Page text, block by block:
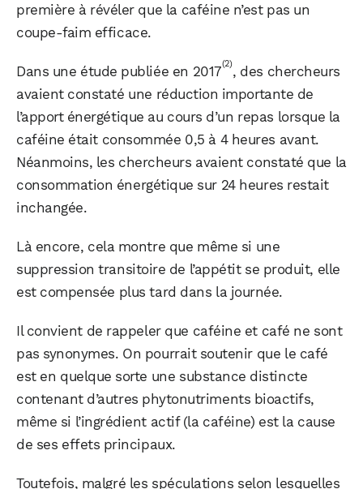
première à révéler que la caféine n’est pas un
coupe-faim efficace.
Dans une étude publiée en 2017(2), des chercheurs
avaient constaté une réduction importante de
l’apport énergétique au cours d’un repas lorsque la
caféine était consommée 0,5 à 4 heures avant.
Néanmoins, les chercheurs avaient constaté que la
consommation énergétique sur 24 heures restait
inchangée.
Là encore, cela montre que même si une
suppression transitoire de l’appétit se produit, elle
est compensée plus tard dans la journée.
Il convient de rappeler que caféine et café ne sont
pas synonymes. On pourrait soutenir que le café
est en quelque sorte une substance distincte
contenant d’autres phytonutriments bioactifs,
même si l’ingrédient actif (la caféine) est la cause
de ses effets principaux.
Toutefois, malgré les spéculations selon lesquelles